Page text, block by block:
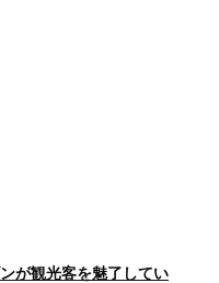
が観光客を魅了してい